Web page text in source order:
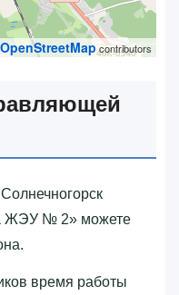
OpenStreetMapcontributors
ЖЭУ № 2»‎ можете
время работы